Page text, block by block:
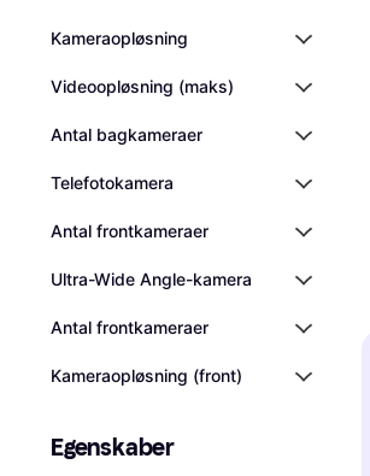
Kameraopløsning
Videoopløsning (maks)
Antal bagkameraer
Telefotokamera
Antal frontkameraer
Ultra-Wide Angle-kamera
Antal frontkameraer
Kameraopløsning (front)
Egenskaber